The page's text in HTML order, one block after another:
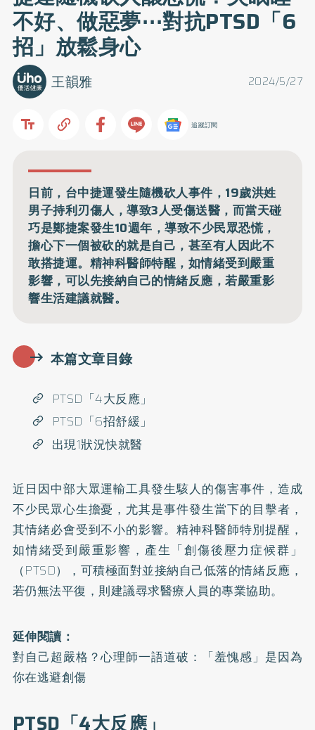
不好、做惡夢⋯對抗PTSD「6
招」放鬆身心
2024/5/27
王韻雅
追蹤訂閱
日前，台中捷運發生隨機砍人事件，19歲洪姓
男子持利刃傷人，導致3人受傷送醫，而當天碰
巧是鄭捷案發生10週年，導致不少民眾恐慌，
擔心下一個被砍的就是自己，甚至有人因此不
敢搭捷運。精神科醫師特醒，如情緒受到嚴重
影響，可以先接納自己的情緒反應，若嚴重影
響生活建議就醫。
本篇文章目錄
PTSD「4大反應」
PTSD「6招舒緩」
出現1狀況快就醫
近日因中部大眾運輸工具發生駭人的傷害事件，造成
不少民眾心生擔憂，尤其是事件發生當下的目擊者，
其情緒必會受到不小的影響。精神科醫師特別提醒，
如情緒受到嚴重影響，產生「創傷後壓力症候群」
（PTSD），可積極面對並接納自己低落的情緒反應，
若仍無法平復，則建議尋求醫療人員的專業協助。
延伸閱讀：
對自己超嚴格？心理師一語道破：「羞愧感」是因為
你在逃避創傷
PTSD「4大反應」